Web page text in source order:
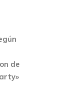
de